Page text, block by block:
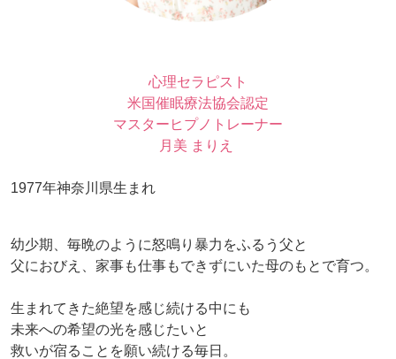
心理セラピスト
米国催眠療法協会認定
マスターヒプノトレーナー
月美 まりえ
1977年神奈川県生まれ
幼少期、毎晩のように怒鳴り暴力をふるう父と
父におびえ、家事も仕事もできずにいた母のもとで育つ。
生まれてきた絶望を感じ続ける中にも
未来への希望の光を感じたいと
救いが宿ることを願い続ける毎日。